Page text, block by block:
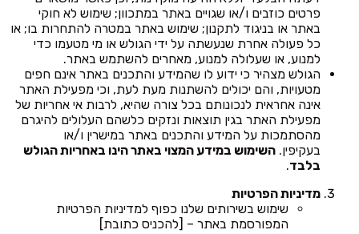
פרטים כוזבים ו/או שגויים באתר במתכוון; שימוש לא חוקי
באתר או בניגוד לתקנון; שימוש באתר במטרה להתחרות בו; או
כל פעולה אחרת שנעשתה על ידי הגולש או מי מטעמו כדי
למנוע, או שעלולה למנוע, מאחרים להשתמש באתר.
הגולש מצהיר כי ידוע לו שהמידע והתכנים באתר אינם חפים
מטעויות, והם יכולים להשתנות מעת לעת, וכי מפעילת האתר
אינה אחראית לנכונותם בכל צורה שהיא, לרבות אי אחריות של
מפעילת האתר בגין תוצאות ונזקים כלשהם העלולים להיגרם
מהסתמכות על המידע והתכנים באתר במישרין ו/או
בעקיפין. השימוש במידע המצוי באתר הינו באחריות הגולש
בלבד.
מדיניות הפרטיות
שימוש בשירותים שלנו כפוף למדיניות הפרטיות
המפורסמת באתר – [להכניס כתובת]